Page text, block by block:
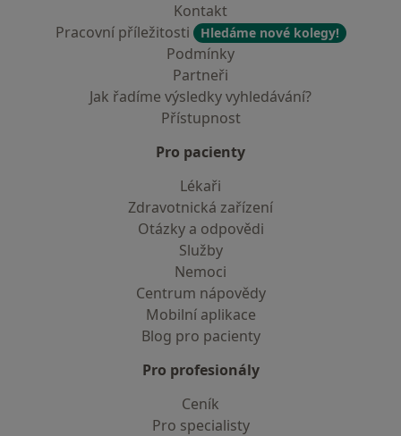
Kontakt
Pracovní příležitosti
Hledáme nové kolegy!
Podmínky
Partneři
Jak řadíme výsledky vyhledávání?
Přístupnost
Pro pacienty
Lékaři
Zdravotnická zařízení
Otázky a odpovědi
Služby
Nemoci
Centrum nápovědy
Mobilní aplikace
Blog pro pacienty
Pro profesionály
Ceník
Pro specialisty